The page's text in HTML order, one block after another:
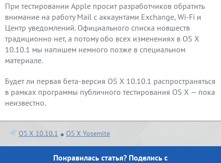
При тестировании Apple просит разработчиков обратить
внимание на работу Mail с аккаунтами Exchange, Wi-Fi и
Центр уведомлений. Официального списка новшеств
традиционно нет, а потому обо всех изменениях в OS X
10.10.1 мы напишем немного позже в специальном
материале.
Будет ли первая бета-версия OS X 10.10.1 распространяться
в рамках программы публичного тестирования OS X — пока
неизвестно.
OS X 10.10.1 OS X Yosemite
Понравилась статья? Поделись с